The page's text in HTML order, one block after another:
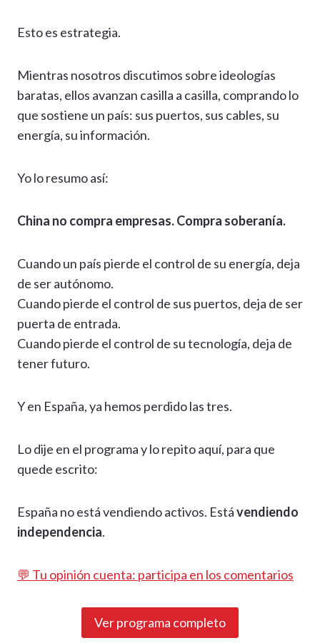
Esto es estrategia.
Mientras nosotros discutimos sobre ideologías
baratas, ellos avanzan casilla a casilla, comprando lo
que sostiene un país: sus puertos, sus cables, su
energía, su información.
Yo lo resumo así:
China no compra empresas. Compra soberanía.
Cuando un país pierde el control de su energía, deja
de ser autónomo.
Cuando pierde el control de sus puertos, deja de ser
puerta de entrada.
Cuando pierde el control de su tecnología, deja de
tener futuro.
Y en España, ya hemos perdido las tres.
Lo dije en el programa y lo repito aquí, para que
quede escrito:
España no está vendiendo activos. Estávendiendo
independencia.
💬 Tu opinión cuenta: participa en los comentarios
Ver programa completo